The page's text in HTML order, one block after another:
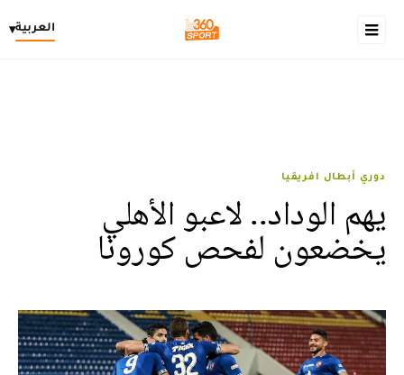
العربية▾
دوري أبطال افريقيا
يهم الوداد.. لاعبو الأهلي
يخضعون لفحص كورونا